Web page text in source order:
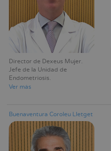
Director de Dexeus Mujer
Jefe de la Unidad de
Endometriosis
Ver más
Buenaventura Coroleu Lletget